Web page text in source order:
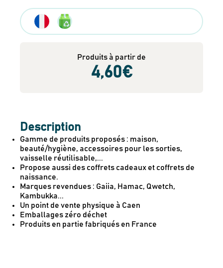
Produits à partir de
4,60€
Description
Gamme de produits proposés : maison,
beauté/hygiène, accessoires pour les sorties,
vaisselle réutilisable,...
Propose aussi des coffrets cadeaux et coffrets de
naissance.
Marques revendues : Gaiia, Hamac, Qwetch,
Kambukka...
Un point de vente physique à Caen
Emballages zéro déchet
Produits en partie fabriqués en France